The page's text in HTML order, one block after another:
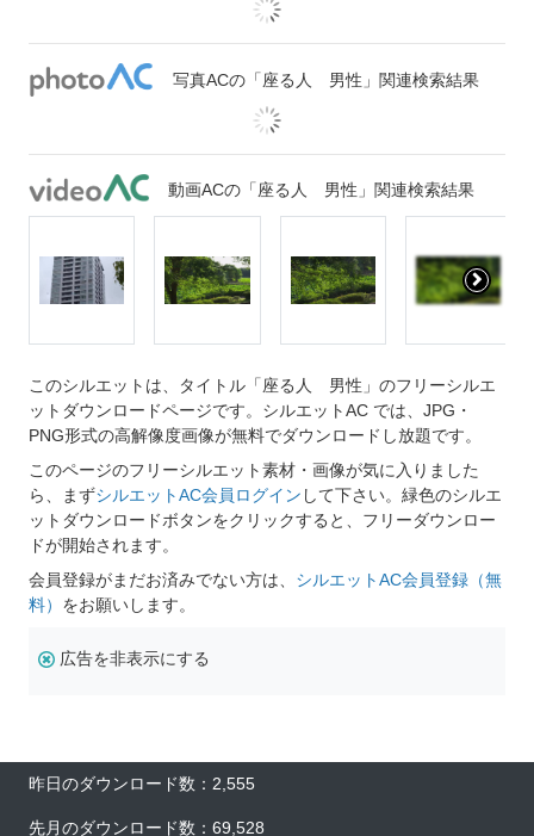
写真ACの「座る人 男性」関連検索結果
動画ACの「座る人 男性」関連検索結果
このシルエットは、タイトル「座る人 男性」のフリーシルエ
ットダウンロードページです。シルエットAC では、JPG・
PNG形式の高解像度画像が無料でダウンロードし放題です。
このページのフリーシルエット素材・画像が気に入りました
ら、まずシルエットAC会員ログイン して下さい。緑色のシルエ
ットダウンロードボタンをクリックすると、フリーダウンロー
ドが開始されます。
会員登録がまだお済みでない方は、 シルエットAC会員登録（無
料） をお願いします。
広告を非表示にする
昨日のダウンロード数：2,555
先月のダウンロード数：69,528